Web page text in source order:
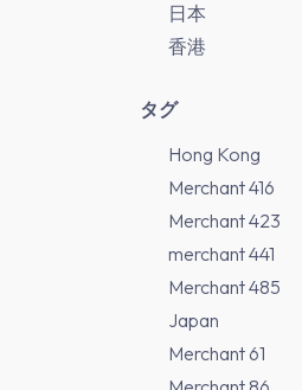
日本
香港
タグ
Hong Kong
Merchant 416
Merchant 423
merchant 441
Merchant 485
Japan
Merchant 61